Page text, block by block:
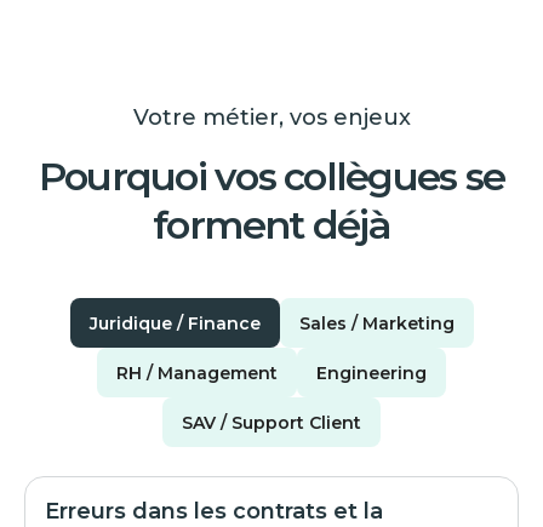
Votre métier, vos enjeux
Pourquoi vos collègues se
forment déjà
Juridique / Finance Sales / Marketing
RH / Management Engineering
SAV / Support Client
Erreurs dans les contrats et la